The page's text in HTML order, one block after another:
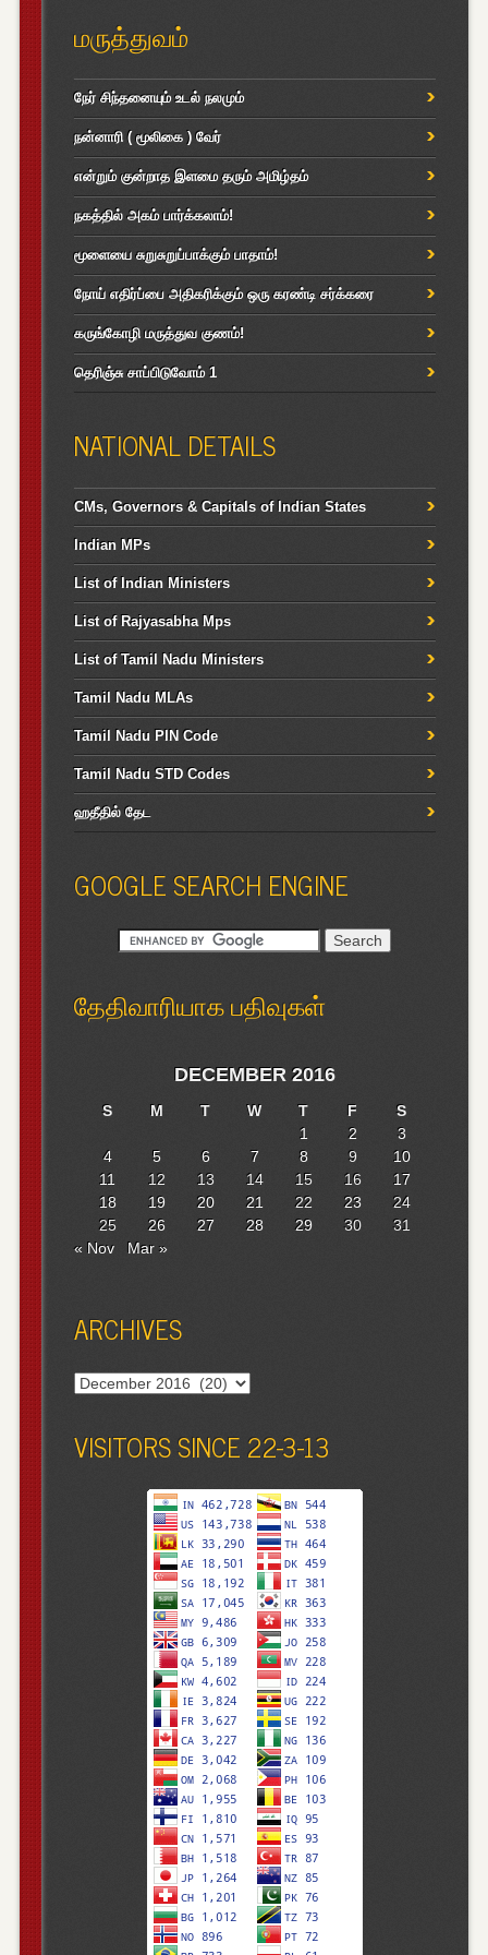
மருத்துவம்
நேர் சிந்தனையும் உடல் நலமும்
நன்னாரி ( மூலிகை ) வேர்
என்றும் குன்றாத இளமை தரும் அமிழ்தம்
நகத்தில் அகம் பார்க்கலாம்!
மூளையை சுறுசுறுப்பாக்கும் பாதாம்!
நோய் எதிர்ப்பை அதிகரிக்கும் ஒரு கரண்டி சர்க்கரை
கருங்கோழி மருத்துவ குணம்!
தெரிஞ்சு சாப்பிடுவோம் 1
NATIONAL DETAILS
CMs, Governors & Capitals of Indian States
Indian MPs
List of Indian Ministers
List of Rajyasabha Mps
List of Tamil Nadu Ministers
Tamil Nadu MLAs
Tamil Nadu PIN Code
Tamil Nadu STD Codes
ஹதீதில் தேட
GOOGLE SEARCH ENGINE
தேதிவாரியாக பதிவுகள்
DECEMBER 2016
S M T W T F
S
1
2
3
4
5 6 7 8 9
10
11
12 13 14 15 16
17
18
19 20 21 22 23
24
25
26 27 28 29 30
31
« Nov
Mar »
ARCHIVES
Archives
VISITORS SINCE 22-3-13